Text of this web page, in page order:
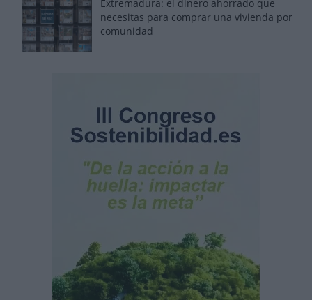
Extremadura: el dinero ahorrado que
necesitas para comprar una vivienda por
comunidad